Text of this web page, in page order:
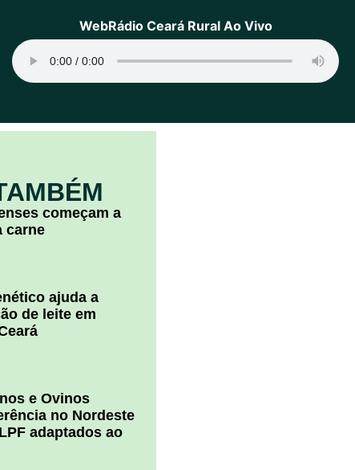
WebRádio Ceará Rural Ao Vivo
começam a
carne
ajuda a
de leite em
e Ovinos
no Nordeste
adaptados ao